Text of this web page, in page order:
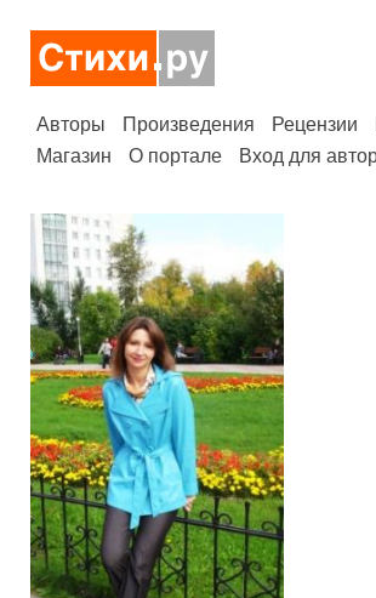
Авторы Произведения Рецензии
Магазин
О портале Вход для